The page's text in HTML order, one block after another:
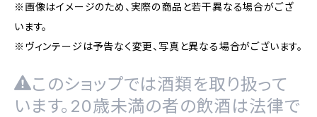
※画像はイメージのため、実際の商品と若干異なる場合がござ
います。
※ヴィンテージは予告なく変更、写真と異なる場合がございます。
このショップでは酒類を取り扱って
います。20歳未満の者の飲酒は法律で